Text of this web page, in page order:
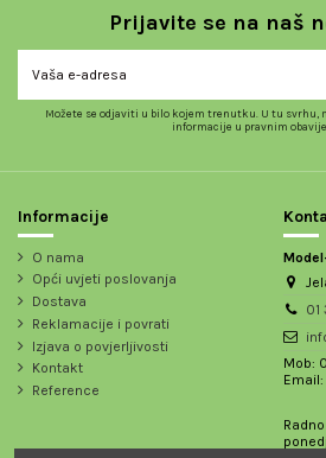
Prijavite se na naš
Možete se odjaviti u bilo kojem trenutku. U tu svrhu,
informacije u pravnim
Informacije
O nama
Opći uvjeti poslovanja
Dostava
Reklamacije i povrati
Izjava o povjerljivosti
Kontakt
Reference
Mob: